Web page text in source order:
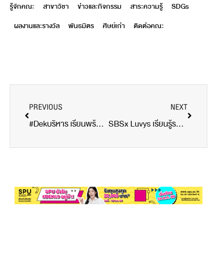
รู้จักคณะ สาขาวิชา ข่าวและกิจกรรม สาระความรู้
SDGs
ผลงานและรางวัล
พันธมิตร ศิษย์เก่า ติดต่อคณะ
PREVIOUS
#Dekบริหาร เรียนพร้อมลงมือทำจริงในกิจกรรม Future Skill
NEXT
SBSx Luvys เรียนรู้รอบด้านในสายงานตลาด